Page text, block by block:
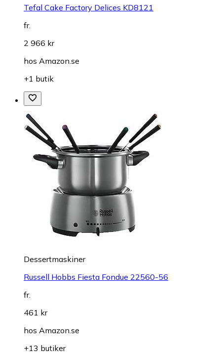
Tefal Cake Factory Delices KD8121
fr.
2 966 kr
hos Amazon.se
+1 butik
Dessertmaskiner
Russell Hobbs Fiesta Fondue 22560-56
fr.
461 kr
hos Amazon.se
+13 butiker